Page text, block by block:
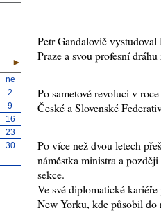
Petr Gandalovič
Praze a svou profesní
Po sametové revoluci v
České a Slovenské
Po více než dvou letech
náměstka ministra a
sekce.
Ve své diplomatické
New Yorku, kde působil
►
ne
2
9
16
23
30